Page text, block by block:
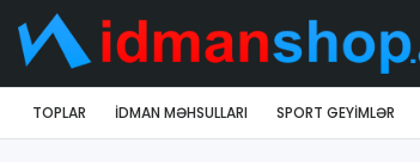
TOPLAR İDMAN MƏHSULLARI SPORT GEYIMLƏR